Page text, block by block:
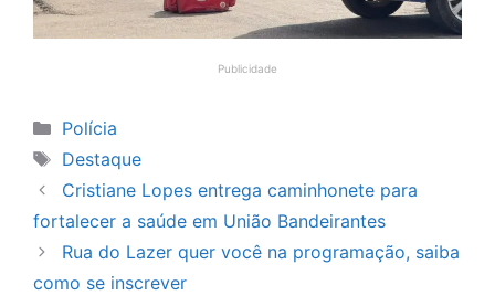
Publicidade
Categorias
Polícia
Tags
Destaque
Cristiane Lopes entrega caminhonete para
fortalecer a saúde em União Bandeirantes
Rua do Lazer quer você na programação, saiba
como se inscrever